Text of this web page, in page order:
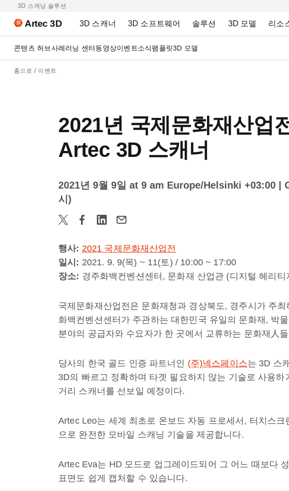
3D 스캐닝 솔루션
Artec 3D 3D 스캐너 3D 소프트웨어 솔루션 3D 모델 리소
콘텐츠 허브사례러닝 센터동영상이벤트소식팸플릿3D 모델
홈으로 이벤트
2021년 국제문화재산업
Artec 3D 스캐너
2021년 9월 9일 at 9 am Europe/Helsinki +03:00
|
시)
행사: 2021 국제문화재산업전
일시: 2021. 9. 9(목) ~ 11(토) / 10:00 ~ 17:00
장소: 경주화백컨벤션센터, 문화재 산업관 (디지털 헤리티
국제문화재산업전은 문화재청과 경상북도, 경주시가 주
화백컨벤션센터가 주관하는 대한민국 유일의 문화재, 박
분야의 공급자와 수요자가 한 곳에서 교류하는 문화재人
당사의 한국 골드 인증 파트너인 (주)넥스페이스는 3D 스
3D의 빠르고 정확하며 타겟 필요하지 않는 기술로 사용
거리 스캐너를 선보일 예정이다.
Artec Leo는 세계 최초로 온보드 자동 프로세서, 터치스
으로 완전한 모바일 스캐닝 기술을 제공합니다.
Artec Eva는 HD 모드로 업그레이드되어 그 어느 때보다
표면도 쉽게 캡처할 수 있습니다.